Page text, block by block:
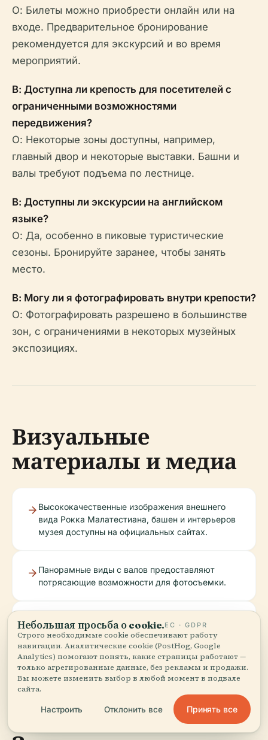
О: Билеты можно приобрести онлайн или на
входе. Предварительное бронирование
рекомендуется для экскурсий и во время
мероприятий.
В: Доступна ли крепость для посетителей с
ограниченными возможностями
передвижения?
О: Некоторые зоны доступны, например,
главный двор и некоторые выставки. Башни и
валы требуют подъема по лестнице.
В: Доступны ли экскурсии на английском
языке?
О: Да, особенно в пиковые туристические
сезоны. Бронируйте заранее, чтобы занять
место.
В: Могу ли я фотографировать внутри крепости?
О: Фотографировать разрешено в большинстве
зон, с ограничениями в некоторых музейных
экспозициях.
Визуальные
материалы и медиа
Высококачественные изображения внешнего
вида Рокка Малатестиана, башен и интерьеров
музея доступны на официальных сайтах.
Панорамные виды с валов предоставляют
потрясающие возможности для фотосъемки.
Интерактивные карты и виртуальные туры
доступны онлайн для предварительного
планирования посещения.
Небольшая просьба о cookie.ЕС · GDPR
Строго необходимые cookie обеспечивают работу
навигации. Аналитические cookie (PostHog, Google
Analytics) помогают понять, какие страницы работают —
только агрегированные данные, без рекламы и продажи.
Вы можете изменить выбор в любой момент в подвале
сайта.
Настроить Отклонить все Принять все